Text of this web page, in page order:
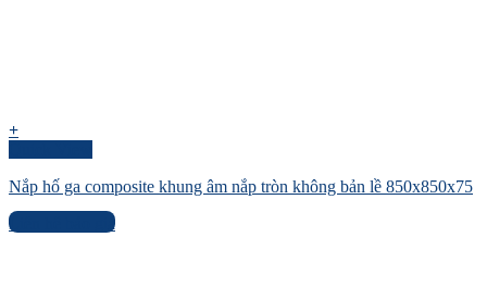
+
Nắp hố ga composite khung âm nắp tròn không bản lề 850x850x75
Liên hệ báo giá